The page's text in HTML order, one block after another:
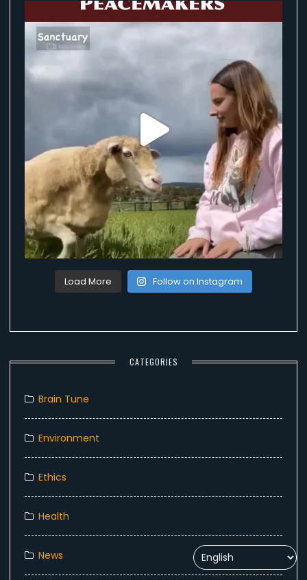
Load More Follow on Instagram
CATEGORIES
Brain Tune
Environment
Ethics
Health
News